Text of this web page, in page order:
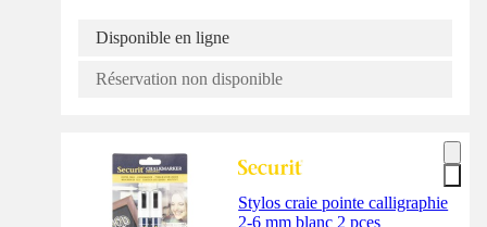
Disponible en ligne
Réservation non disponible
Stylos craie pointe calligraphie
2-6 mm blanc 2 pces